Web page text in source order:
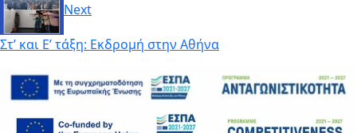
Next
Στ’ και Ε’ τάξη: Εκδρομή στην Αθήνα